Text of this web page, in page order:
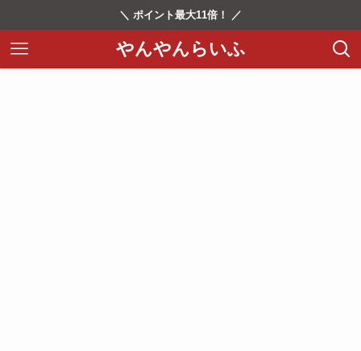
＼ ポイント最大11倍！ ／
やんやんらいふ